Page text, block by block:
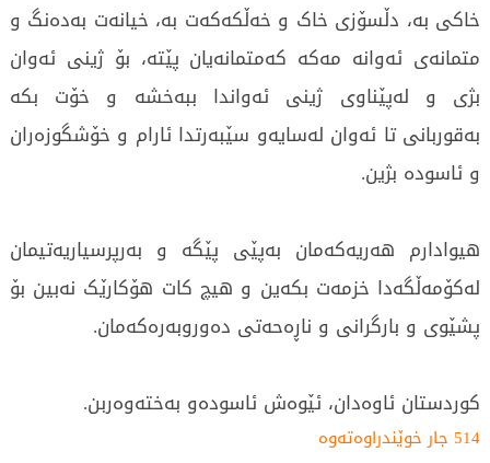
خاکی بە، دڵسۆزی خاک و خەڵکەکەت بە، خیانەت بەدەنگ و
متمانەی ئەوانە مەکە کەمتمانەیان پێتە، بۆ ژینی ئەوان
بژی و لەپێناوی ژینی ئەواندا ببەخشە و خۆت بکە
بەقوربانی تا ئەوان لەسایەو سێبەرتدا ئارام و خۆشگوزەران
و ئاسودە بژین.
هیوادارم هەریەکەمان بەپێی پێگە و بەرپرسیاریەتیمان
لەکۆمەڵگەدا خزمەت بکەین و هیچ کات هۆکارێک نەبین بۆ
پشێوی و بارگرانی و ناڕەحەتی دەوروبەرەکەمان.
کوردستان ئاوەدان، ئێوەش ئاسودەو بەختەوەربن.
514 جار خوێندراوەتەوە